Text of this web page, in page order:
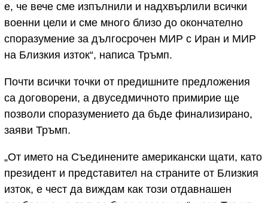
е, че вече сме изпълнили и надхвърлили всички
военни цели и сме много близо до окончателно
споразумение за дългосрочен МИР с Иран и МИР
на Близкия изток“, написа Тръмп.
Почти всички точки от предишните предложения
са договорени, а двуседмичното примирие ще
позволи споразумението да бъде финализирано,
заяви Тръмп.
„От името на Съединените американски щати, като
президент и представител на страните от Близкия
изток, е чест да виждам как този отдавнашен